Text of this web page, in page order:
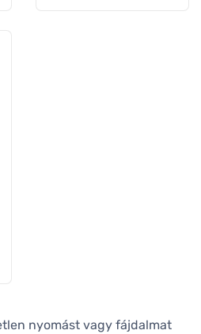
nyomást vagy fájdalmat